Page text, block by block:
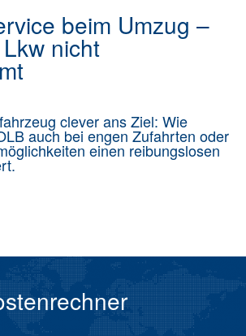
beim Umzug –
nicht
clever ans Ziel: Wie
auch bei engen Zufahrten oder
einen reibungslosen